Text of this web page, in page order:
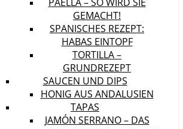
GEMACHT!
SPANISCHES REZEPT:
HABAS EINTOPF
TORTILLA –
GRUNDREZEPT
SAUCEN UND DIPS
HONIG AUS ANDALUSIEN
TAPAS
JAMÓN SERRANO – DAS